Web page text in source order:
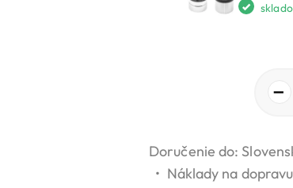
−
Doručenie do:
• Náklady na